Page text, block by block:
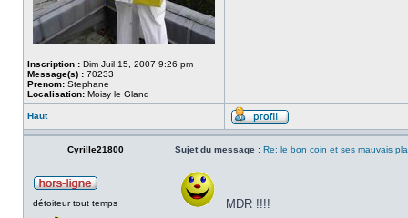
Inscription : Dim Juil 15, 2007 9:26 pm
Message(s) : 70233
Prenom: Stephane
Localisation: Moisy le Gland
Haut
Cyrille21800 Sujet du message : Re: le bon coin et ses mauvais
détoiteur tout temps MDR !!!!